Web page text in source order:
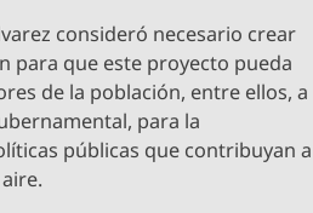
consideró necesario crear
para que este proyecto pueda
de la población, entre ellos, a
para la
públicas que contribuyan a